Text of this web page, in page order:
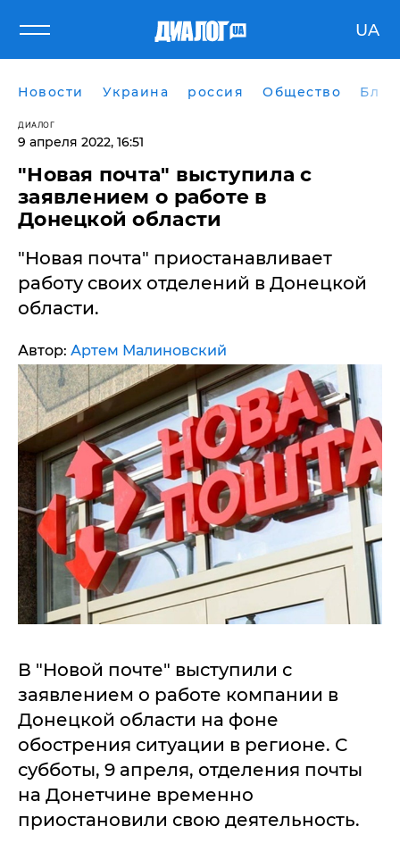
UA
Новости Украина россия Общество
ДИАЛОГ
9 апреля 2022, 16:51
"Новая почта" выступила с
заявлением о работе в
Донецкой области
"Новая почта" приостанавливает
работу своих отделений в Донецкой
области.
Автор: Артем Малиновский
В "Новой почте" выступили с
заявлением о работе компании в
Донецкой области на фоне
обострения ситуации в регионе. С
субботы, 9 апреля, отделения почты
на Донетчине временно
приостановили свою деятельность.